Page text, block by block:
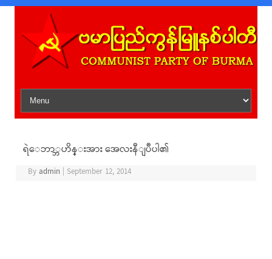
Skip to content
ရဲေဘာ္ဘဟိန္းအား အေလးနီျပဳပါ၏
Byadmin September 12, 2014